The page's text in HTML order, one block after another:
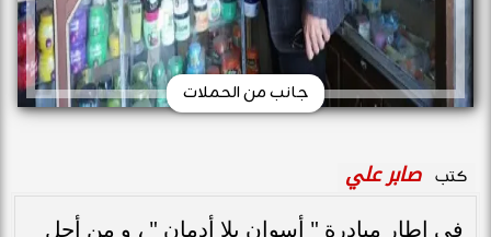
جانب من الحملات
كتب صابر علي
فى إطار مبادرة " أسوان بلا أدمان " ، و من أجل